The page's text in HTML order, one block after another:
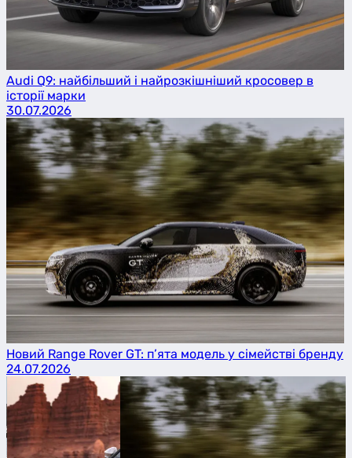
Audi Q9: найбільший і найрозкішніший кросовер в
історії марки
30.07.2026
Новий Range Rover GT: п’ята модель у сімействі бренду
24.07.2026